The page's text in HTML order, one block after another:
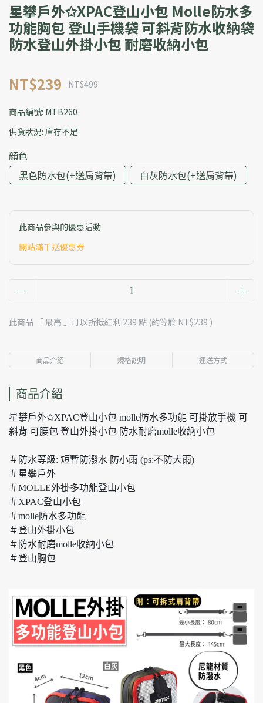
星攀戶外✩XPAC登山小包 Molle防水多
功能胸包 登山手機袋 可斜背防水收納袋
防水登山外掛小包 耐磨收納小包
NT$239 NT$499
商品編號: MTB260
供貨狀況: 庫存不足
顏色
黑色防水包(+送肩背帶)
白灰防水包(+送肩背帶)
此商品參與的優惠活動
開站滿千送優惠券
此商品 「 最高 」可以折抵紅利 239 點 (約等於 NT$239 )
商品介紹 規格說明 運送方式
商品介紹
星攀戶外✩XPAC登山小包 molle防水多功能 可掛放手機 可
斜背 可腰包 登山外掛小包 防水耐磨molle收納小包
＃防水等級: 短暫防潑水 防小雨 (ps:不防大雨)
＃星攀戶外
＃MOLLE外掛多功能登山小包
＃XPAC登山小包
＃molle防水多功能
＃登山外掛小包
＃防水耐磨molle收納小包
＃登山胸包